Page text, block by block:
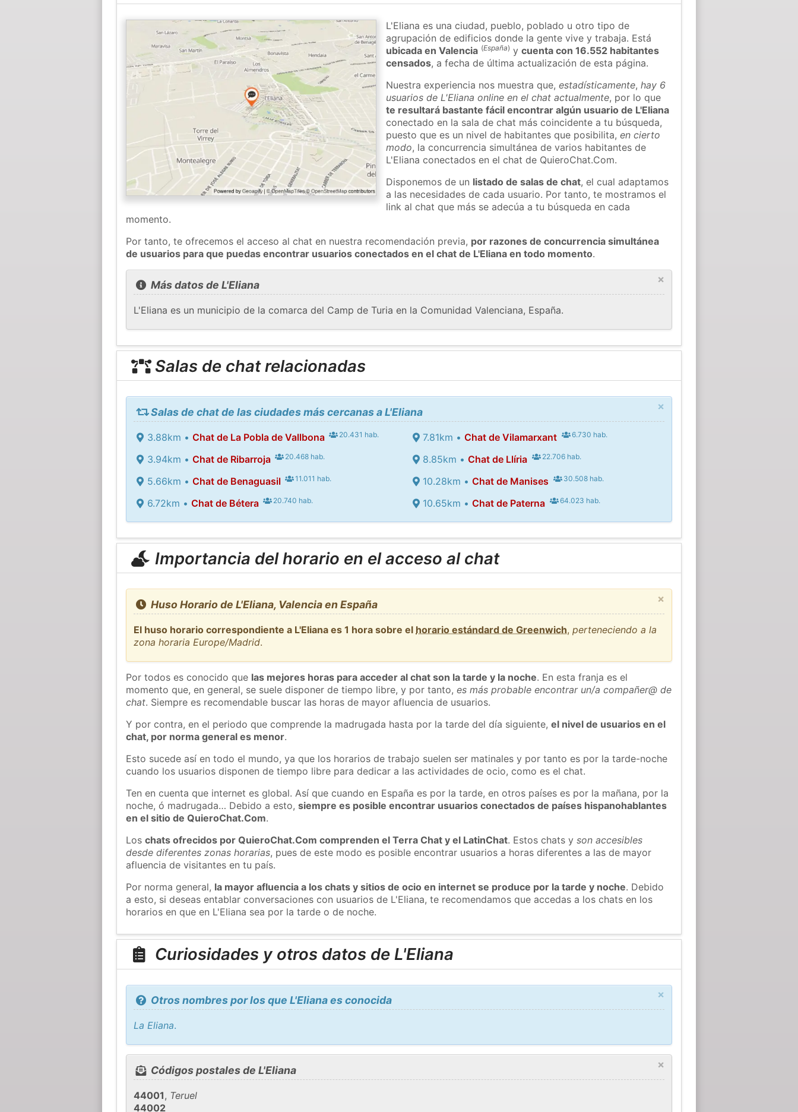
L'Eliana es una ciudad, pueblo, poblado u otro tipo de
agrupación de edificios donde la gente vive y trabaja. Está
ubicada en Valencia (España) ycuenta con 16.552 habitantes
censados, a fecha de última actualización de esta página.
Nuestra experiencia nos muestra que,estadísticamente,hay 6
usuarios de L'Eliana online en el chat actualmente, por lo que
te resultará bastante fácil encontrar algún usuario de L'Eliana
conectado en la sala de chat más coincidente a tu búsqueda,
puesto que es un nivel de habitantes que posibilita,en cierto
modo, la concurrencia simultánea de varios habitantes de
L'Eliana conectados en el chat de QuieroChat.Com.
Disponemos de un listado de salas de chat, el cual adaptamos
a las necesidades de cada usuario. Por tanto, te mostramos el
link al chat que más se adecúa a tu búsqueda en cada
momento.
Por tanto, te ofrecemos el acceso al chat en nuestra recomendación previa, por razones de concurrencia simultánea
de usuarios para que puedas encontrar usuarios conectados en el chat de L'Eliana en todo momento.
×
Más datos de L'Eliana
L'Eliana es un municipio de la comarca del Camp de Turia en la Comunidad Valenciana, España.
Salas de chat relacionadas
×
Salas de chat de las ciudades más cercanas a L'Eliana
3.88km • Chat de La Pobla de Vallbona 20.431 hab.
3.94km • Chat de Ribarroja 20.468 hab.
5.66km • Chat de Benaguasil 11.011 hab.
6.72km • Chat de Bétera 20.740 hab.
7.81km •Chat de Vilamarxant 6.730 hab.
8.85km •Chat de Llíria 22.706 hab.
10.28km •Chat de Manises 30.508 hab.
10.65km •Chat de Paterna 64.023 hab.
Importancia del horario en el acceso al chat
×
Huso Horario de L'Eliana, Valencia en España
El huso horario correspondiente a L'Eliana es 1 hora sobre el horario estándard de Greenwich,perteneciendo a la
zona horaria Europe/Madrid.
Por todos es conocido que las mejores horas para acceder al chat son la tarde y la noche. En esta franja es el
momento que, en general, se suele disponer de tiempo libre, y por tanto,es más probable encontrar un/a compañer@ de
chat. Siempre es recomendable buscar las horas de mayor afluencia de usuarios.
Y por contra, en el periodo que comprende la madrugada hasta por la tarde del día siguiente,el nivel de usuarios en el
chat, por norma general es menor.
Esto sucede así en todo el mundo, ya que los horarios de trabajo suelen ser matinales y por tanto es por la tarde-noche
cuando los usuarios disponen de tiempo libre para dedicar a las actividades de ocio, como es el chat.
Ten en cuenta que internet es global. Así que cuando en España es por la tarde, en otros países es por la mañana, por la
noche, ó madrugada… Debido a esto,siempre es posible encontrar usuarios conectados de países hispanohablantes
en el sitio de QuieroChat.Com.
Loschats ofrecidos por QuieroChat.Com comprenden el Terra Chat y el LatinChat. Estos chats yson accesibles
desde diferentes zonas horarias, pues de este modo es posible encontrar usuarios a horas diferentes a las de mayor
afluencia de visitantes en tu país.
Por norma general, la mayor afluencia a los chats y sitios de ocio en internet se produce por la tarde y noche. Debido
a esto, si deseas entablar conversaciones con usuarios de L'Eliana, te recomendamos que accedas a los chats en los
horarios en que en L'Eliana sea por la tarde o de noche.
Curiosidades y otros datos de L'Eliana
×
Otros nombres por los que L'Eliana es conocida
La Eliana.
×
Códigos postales de L'Eliana
44001, Teruel
44002